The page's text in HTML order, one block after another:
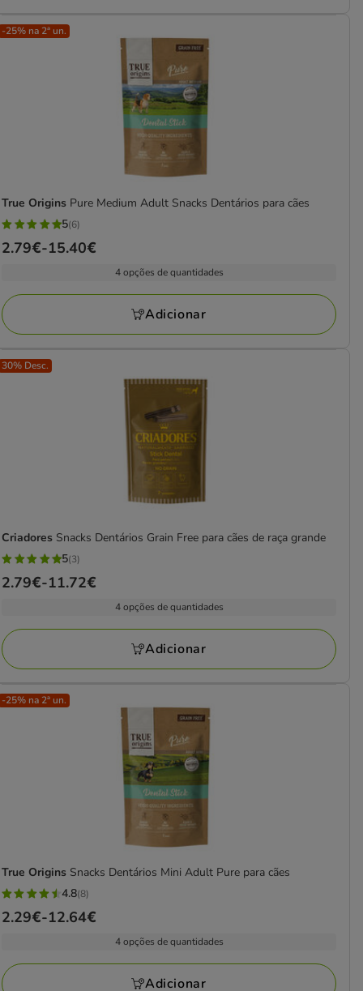
-25% na 2ª un.
True Origins Pure Medium Adult Snacks Dentários para cães
5
estrelas
avaliações
5(6)
Preço
a
15.40€
2.79€-15.40€
4 opções de quantidades
Adicionar
30% Desc.
Criadores Snacks Dentários Grain Free para cães de raça grande
5
estrelas
avaliações
5(3)
Preço
a
11.72€
2.79€-11.72€
4 opções de quantidades
Adicionar
-25% na 2ª un.
True Origins Snacks Dentários Mini Adult Pure para cães
4.8
estrelas
avaliações
4.8(8)
Preço
a
2.29€-12.64€
4 opções de quantidades
Adicionar